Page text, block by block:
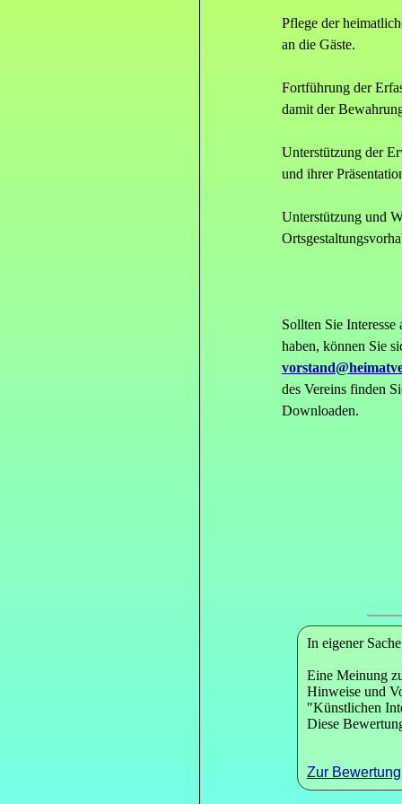
Pflege der
an die Gäste.
Fortführung der
damit der
Unterstützung der
und ihrer
Unterstützung und
Sollten Sie
haben, können Sie
des Vereins finden
Downloaden.
In eigener Sache
Eine Meinung
Hinweise und
"Künstlichen
Diese
Zur Bewertung